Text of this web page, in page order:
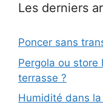
Les derniers
Poncer sans
Pergola ou store
terrasse ?
Humidité dans la